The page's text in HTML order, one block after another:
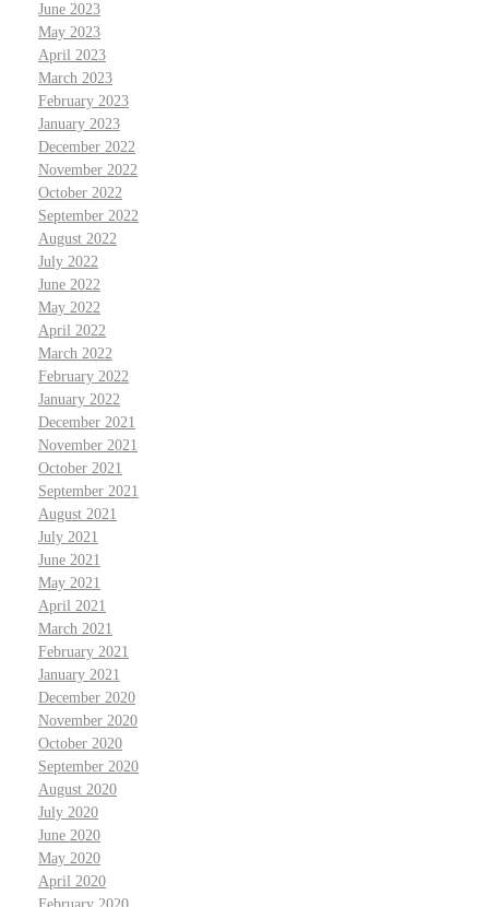
June 2023
May 2023
April 2023
March 2023
February 2023
January 2023
December 2022
November 2022
October 2022
September 2022
August 2022
July 2022
June 2022
May 2022
April 2022
March 2022
February 2022
January 2022
December 2021
November 2021
October 2021
September 2021
August 2021
July 2021
June 2021
May 2021
April 2021
March 2021
February 2021
January 2021
December 2020
November 2020
October 2020
September 2020
August 2020
July 2020
June 2020
May 2020
April 2020